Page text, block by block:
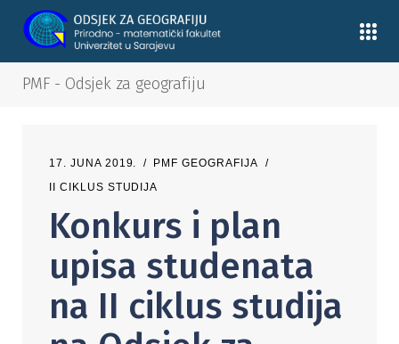
PMF - Odsjek za geografiju
17. JUNA 2019.
PMF GEOGRAFIJA
II CIKLUS STUDIJA
Konkurs i plan
upisa studenata
na II ciklus studija